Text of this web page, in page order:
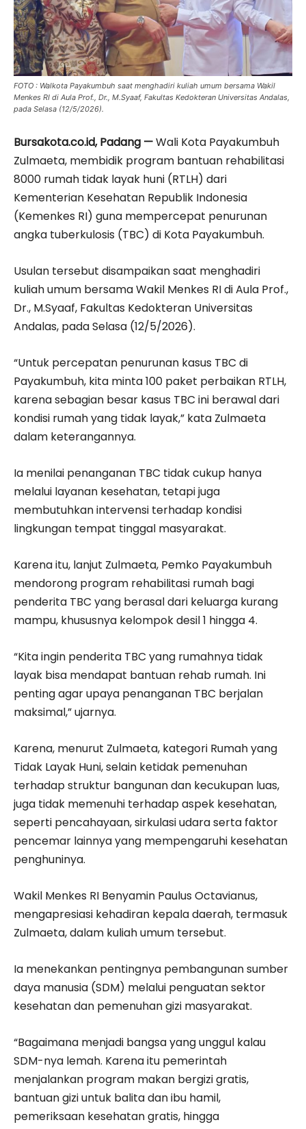
FOTO : Walkota Payakumbuh saat menghadiri kuliah umum bersama Wakil
Menkes RI di Aula Prof., Dr., M.Syaaf, Fakultas Kedokteran Universitas Andalas,
pada Selasa (12/5/2026).
Bursakota.co.id, Padang —Wali Kota Payakumbuh
Zulmaeta, membidik program bantuan rehabilitasi
8000 rumah tidak layak huni (RTLH) dari
Kementerian Kesehatan Republik Indonesia
(Kemenkes RI) guna mempercepat penurunan
angka tuberkulosis (TBC) di Kota Payakumbuh.
Usulan tersebut disampaikan saat menghadiri
kuliah umum bersama Wakil Menkes RI di Aula Prof.,
Dr., M.Syaaf, Fakultas Kedokteran Universitas
Andalas, pada Selasa (12/5/2026).
“Untuk percepatan penurunan kasus TBC di
Payakumbuh, kita minta 100 paket perbaikan RTLH,
karena sebagian besar kasus TBC ini berawal dari
kondisi rumah yang tidak layak,” kata Zulmaeta
dalam keterangannya.
Ia menilai penanganan TBC tidak cukup hanya
melalui layanan kesehatan, tetapi juga
membutuhkan intervensi terhadap kondisi
lingkungan tempat tinggal masyarakat.
Karena itu, lanjut Zulmaeta, Pemko Payakumbuh
mendorong program rehabilitasi rumah bagi
penderita TBC yang berasal dari keluarga kurang
mampu, khususnya kelompok desil 1 hingga 4.
“Kita ingin penderita TBC yang rumahnya tidak
layak bisa mendapat bantuan rehab rumah. Ini
penting agar upaya penanganan TBC berjalan
maksimal,” ujarnya.
Karena, menurut Zulmaeta, kategori Rumah yang
Tidak Layak Huni, selain ketidak pemenuhan
terhadap struktur bangunan dan kecukupan luas,
juga tidak memenuhi terhadap aspek kesehatan,
seperti pencahayaan, sirkulasi udara serta faktor
pencemar lainnya yang mempengaruhi kesehatan
penghuninya.
Wakil Menkes RI Benyamin Paulus Octavianus,
mengapresiasi kehadiran kepala daerah, termasuk
Zulmaeta, dalam kuliah umum tersebut.
Ia menekankan pentingnya pembangunan sumber
daya manusia (SDM) melalui penguatan sektor
kesehatan dan pemenuhan gizi masyarakat.
“Bagaimana menjadi bangsa yang unggul kalau
SDM-nya lemah. Karena itu pemerintah
menjalankan program makan bergizi gratis,
bantuan gizi untuk balita dan ibu hamil,
pemeriksaan kesehatan gratis, hingga